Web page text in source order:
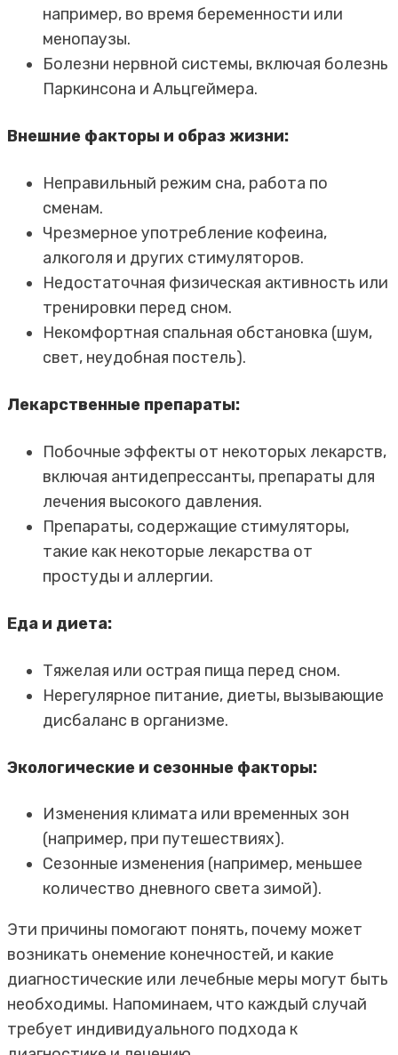
например, во время беременности или
менопаузы.
Болезни нервной системы, включая болезнь
Паркинсона и Альцгеймера.
Внешние факторы и образ жизни:
Неправильный режим сна, работа по
сменам.
Чрезмерное употребление кофеина,
алкоголя и других стимуляторов.
Недостаточная физическая активность или
тренировки перед сном.
Некомфортная спальная обстановка (шум,
свет, неудобная постель).
Лекарственные препараты:
Побочные эффекты от некоторых лекарств,
включая антидепрессанты, препараты для
лечения высокого давления.
Препараты, содержащие стимуляторы,
такие как некоторые лекарства от
простуды и аллергии.
Еда и диета:
Тяжелая или острая пища перед сном.
Нерегулярное питание, диеты, вызывающие
дисбаланс в организме.
Экологические и сезонные факторы:
Изменения климата или временных зон
(например, при путешествиях).
Сезонные изменения (например, меньшее
количество дневного света зимой).
Эти причины помогают понять, почему может
возникать онемение конечностей, и какие
диагностические или лечебные меры могут быть
необходимы. Напоминаем, что каждый случай
требует индивидуального подхода к